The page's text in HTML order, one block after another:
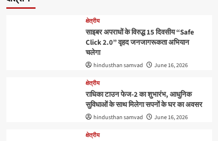
क्षेत्रीय
साइबर अपराधों के विरुद्ध 15 दिवसीय “Safe
Click 2.0” वृहद जनजागरूकता अभियान
चलेगा
hindusthan samvad June 16, 2026
क्षेत्रीय
राधिका टाउन फेज-2 का शुभारंभ, आधुनिक
सुविधाओं के साथ मिलेगा सपनों के घर का अवसर
hindusthan samvad June 16, 2026
क्षेत्रीय